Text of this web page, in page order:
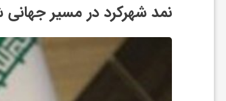
نمد شهرکرد در مسیر